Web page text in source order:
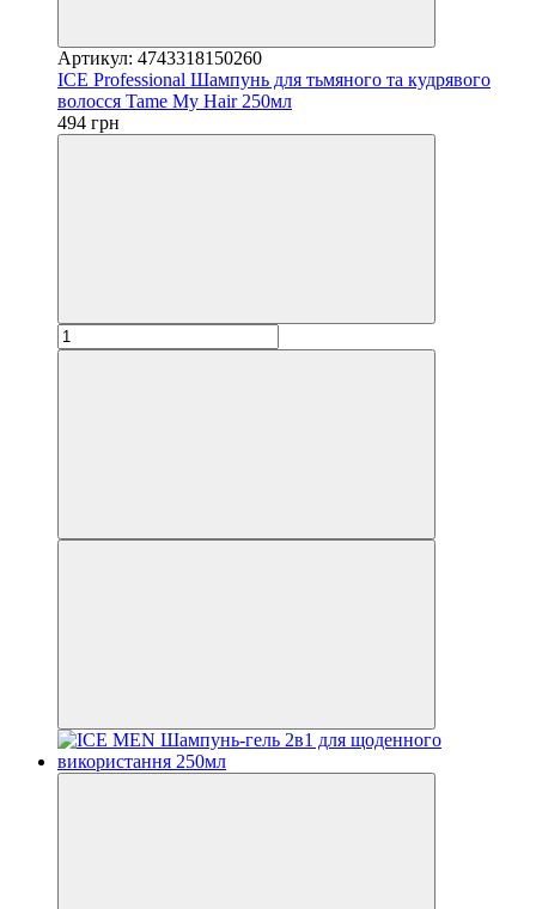
Артикул: 4743318150260
ICE Professional Шампунь для тьмяного та кудрявого
волосся Tame My Hair 250мл
494 грн